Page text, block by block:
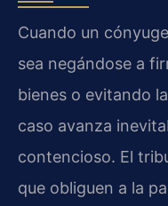
Cuando un
sea negándose a
bienes o evitando
caso avanza
contencioso. El
que obliguen a la